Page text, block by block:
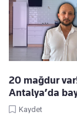
20 mağdur
Antalya’da
Kaydet